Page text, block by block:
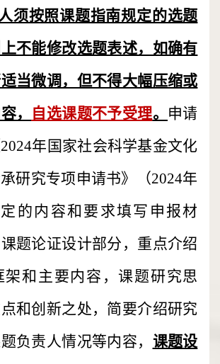
须按照课题指南规定的选题
不能修改选题表述，如确有
当微调，但不得大幅压缩或
，
自选课题不予受理。 申请
年国家社会科学基金文化
研究专项申请书》（2024年
的内容和要求填写申报材
题论证设计部分，重点介绍
架和主要内容，课题研究思
和创新之处，简要介绍研究
负责人情况等内容， 课题设